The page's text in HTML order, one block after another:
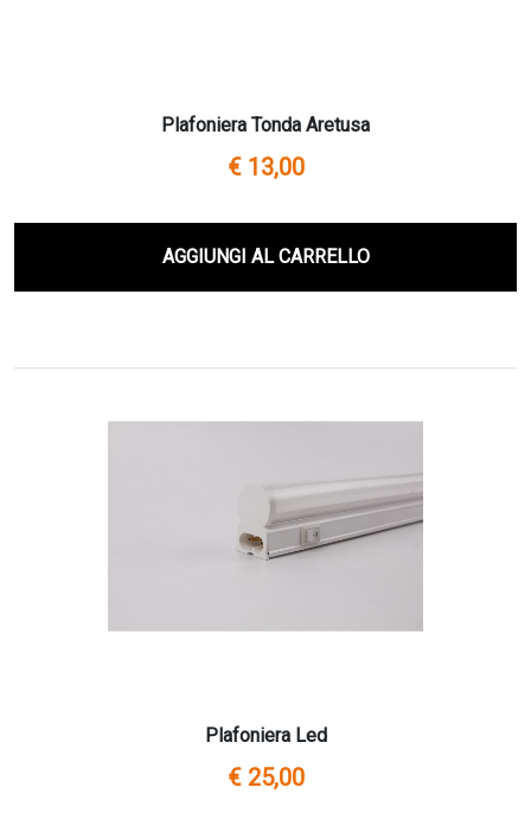
Plafoniera Tonda Aretusa
€ 13,00
AGGIUNGI AL CARRELLO
Plafoniera Led
€ 25,00